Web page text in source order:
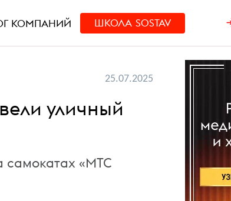
КОМПАНИЙ ШКОЛА SOSTAV
25.07.2025
уличный
самокатах «МТС